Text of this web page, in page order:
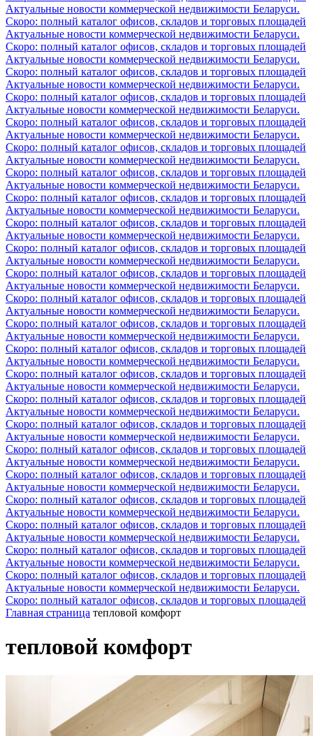
Актуальные новости коммерческой недвижимости Беларуси.
Скоро: полный каталог офисов, складов и торговых площадей
Актуальные новости коммерческой недвижимости Беларуси.
Скоро: полный каталог офисов, складов и торговых площадей
Актуальные новости коммерческой недвижимости Беларуси.
Скоро: полный каталог офисов, складов и торговых площадей
Актуальные новости коммерческой недвижимости Беларуси.
Скоро: полный каталог офисов, складов и торговых площадей
Актуальные новости коммерческой недвижимости Беларуси.
Скоро: полный каталог офисов, складов и торговых площадей
Актуальные новости коммерческой недвижимости Беларуси.
Скоро: полный каталог офисов, складов и торговых площадей
Актуальные новости коммерческой недвижимости Беларуси.
Скоро: полный каталог офисов, складов и торговых площадей
Актуальные новости коммерческой недвижимости Беларуси.
Скоро: полный каталог офисов, складов и торговых площадей
Актуальные новости коммерческой недвижимости Беларуси.
Скоро: полный каталог офисов, складов и торговых площадей
Актуальные новости коммерческой недвижимости Беларуси.
Скоро: полный каталог офисов, складов и торговых площадей
Актуальные новости коммерческой недвижимости Беларуси.
Скоро: полный каталог офисов, складов и торговых площадей
Актуальные новости коммерческой недвижимости Беларуси.
Скоро: полный каталог офисов, складов и торговых площадей
Актуальные новости коммерческой недвижимости Беларуси.
Скоро: полный каталог офисов, складов и торговых площадей
Актуальные новости коммерческой недвижимости Беларуси.
Скоро: полный каталог офисов, складов и торговых площадей
Актуальные новости коммерческой недвижимости Беларуси.
Скоро: полный каталог офисов, складов и торговых площадей
Актуальные новости коммерческой недвижимости Беларуси.
Скоро: полный каталог офисов, складов и торговых площадей
Актуальные новости коммерческой недвижимости Беларуси.
Скоро: полный каталог офисов, складов и торговых площадей
Актуальные новости коммерческой недвижимости Беларуси.
Скоро: полный каталог офисов, складов и торговых площадей
Актуальные новости коммерческой недвижимости Беларуси.
Скоро: полный каталог офисов, складов и торговых площадей
Актуальные новости коммерческой недвижимости Беларуси.
Скоро: полный каталог офисов, складов и торговых площадей
Актуальные новости коммерческой недвижимости Беларуси.
Скоро: полный каталог офисов, складов и торговых площадей
Актуальные новости коммерческой недвижимости Беларуси.
Скоро: полный каталог офисов, складов и торговых площадей
Актуальные новости коммерческой недвижимости Беларуси.
Скоро: полный каталог офисов, складов и торговых площадей
Актуальные новости коммерческой недвижимости Беларуси.
Скоро: полный каталог офисов, складов и торговых площадей
Главная страница тепловой комфорт
тепловой комфорт